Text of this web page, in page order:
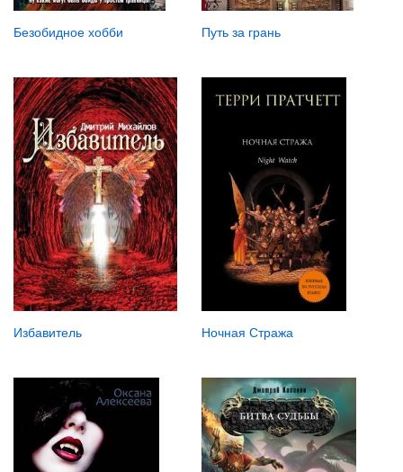
Безобидное хобби Путь за грань
Избавитель Ночная Стража